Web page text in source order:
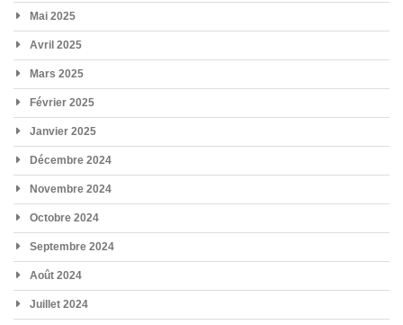
Mai 2025
Avril 2025
Mars 2025
Février 2025
Janvier 2025
Décembre 2024
Novembre 2024
Octobre 2024
Septembre 2024
Août 2024
Juillet 2024